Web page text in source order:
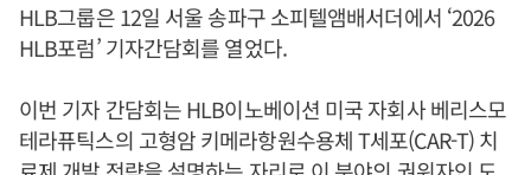
HLB그룹은 12일 서울 송파구 소피텔앰배서더에서 ‘2026
HLB포럼’ 기자간담회를 열었다.
이번 기자 간담회는 HLB이노베이션 미국 자회사 베리스모
테라퓨틱스의 고형암 키메라항원수용체 T세포(CAR-T) 치